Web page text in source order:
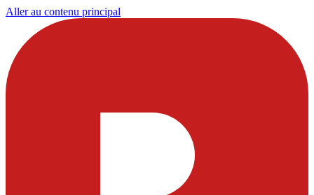
Aller au contenu principal